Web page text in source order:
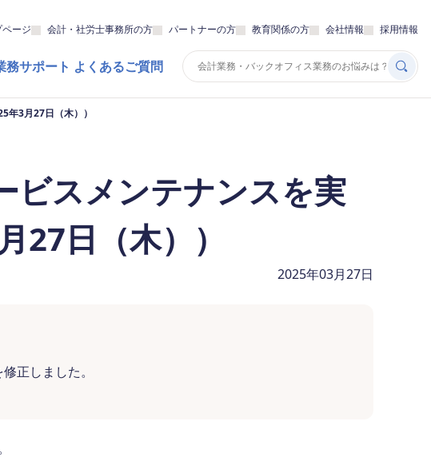
ージ 会計・社労士事務所の方 パートナーの方 教育関係の方 会社情報 採用情報
務サポート よくあるご質問
年3月27日（木））
ビスメンテナンスを実
27日（木））
2025年03月27日
正しました。